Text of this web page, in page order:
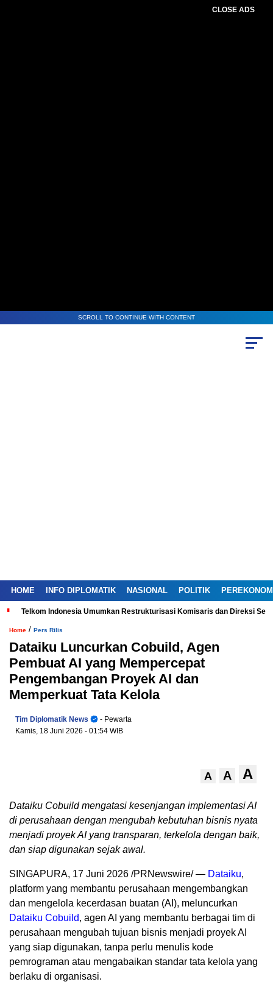
CLOSE ADS
SCROLL TO CONTINUE WITH CONTENT
HOME INFO DIPLOMATIK NASIONAL POLITIK
Telkom Indonesia Umumkan Restrukturisasi Komisaris dan Direksi
Home / Pers Rilis
Dataiku Luncurkan Cobuild, Agen
Pembuat AI yang Mempercepat
Pengembangan Proyek AI dan
Memperkuat Tata Kelola
Tim Diplomatik News
- Pewarta
Kamis, 18 Juni 2026 - 01:54 WIB
A A A
Dataiku Cobuild mengatasi kesenjangan implementasi AI
di perusahaan dengan mengubah kebutuhan bisnis nyata
menjadi proyek AI yang transparan, terkelola dengan baik,
dan siap digunakan sejak awal.
SINGAPURA, 17 Juni 2026 /PRNewswire/ — Dataiku,
platform yang membantu perusahaan mengembangkan
dan mengelola kecerdasan buatan (AI), meluncurkan
Dataiku Cobuild, agen AI yang membantu berbagai tim di
perusahaan mengubah tujuan bisnis menjadi proyek AI
yang siap digunakan, tanpa perlu menulis kode
pemrograman atau mengabaikan standar tata kelola yang
berlaku di organisasi.